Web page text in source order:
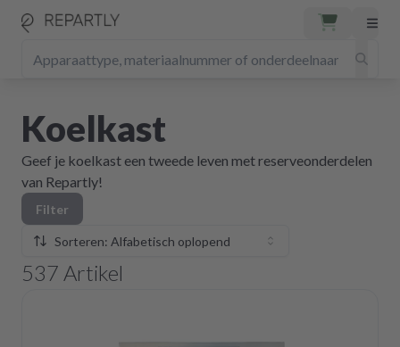
Koelkast
Geef je koelkast een tweede leven met reserveonderdelen
van Repartly!
Filter
Sorteren: Alfabetisch oplopend
537 Artikel